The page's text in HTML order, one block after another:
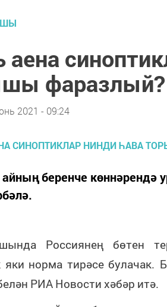
фаразлый?
2021 - 09:24
беренче көннәрендә
Россиянең бөтен
яки норма тирәсе булачак.
РИА Новости хәбәр итә.